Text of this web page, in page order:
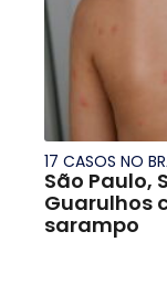
17 CASOS NO
São Paulo,
Guarulhos
sarampo